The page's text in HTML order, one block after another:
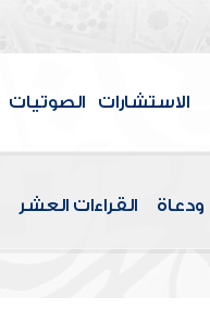
الاستشارات الصوتيات
ودعاة القراءات العشر